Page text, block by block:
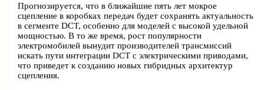
Прогнозируется, что в ближайшие пять лет мокрое
сцепление в коробках передач будет сохранять актуальность
в сегменте DCT, особенно для моделей с высокой удельной
мощностью. В то же время, рост популярности
электромобилей вынудит производителей трансмиссий
искать пути интеграции DCT с электрическими приводами,
что приведет к созданию новых гибридных архитектур
сцепления.